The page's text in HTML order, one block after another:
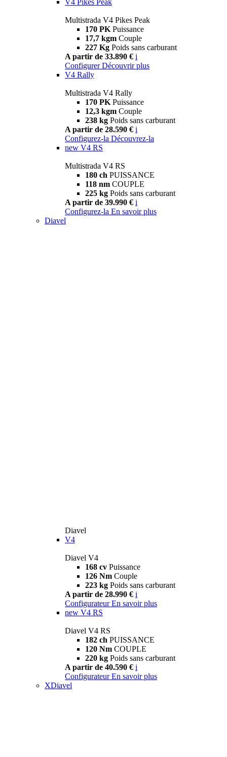
Multistrada V4 Pikes Peak
170 PK Puissance
17,7 kgm Couple
227 Kg Poids sans carburant
A partir de 33.890 € i
Configurer Découvrir plus
V4 Rally
Multistrada V4 Rally
170 PK Puissance
12,3 kgm Couple
238 kg Poids sans carburant
A partir de 28.590 € i
Configurez-la Découvrez-la
new V4 RS
Multistrada V4 RS
180 ch PUISSANCE
118 nm COUPLE
225 kg Poids sans carburant
A partir de 39.990 € i
Configurez-la En savoir plus
Diavel
Diavel
V4
Diavel V4
168 cv Puissance
126 Nm Couple
223 kg Poids sans carburant
A partir de 28.990 € i
Configurateur En savoir plus
new V4 RS
Diavel V4 RS
182 ch PUISSANCE
120 Nm COUPLE
220 kg Poids sans carburant
A partir de 40.590 € i
Configurateur En savoir plus
XDiavel